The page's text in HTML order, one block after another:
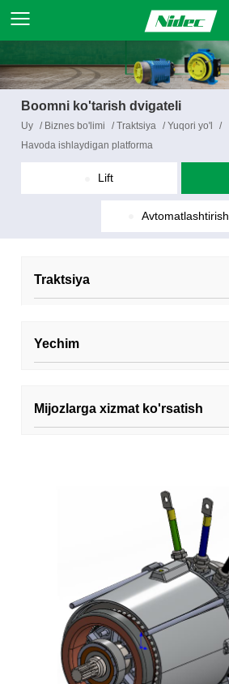
Boomni ko'tarish dvigateli
Uy / Biznes bo'limi /Traktsiya /Yuqori yo'l
/
Havoda ishlaydigan platforma
Lift
Avtomatlashtirish
Traktsiya
Yechim
Mijozlarga xizmat ko'rsatish